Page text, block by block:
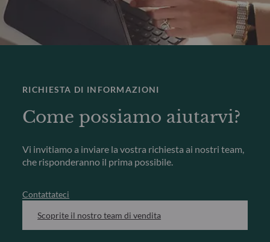
RICHIESTA DI INFORMAZIONI
Come possiamo aiutarvi?
Vi invitiamo a inviare la vostra richiesta ai nostri team,
che risponderanno il prima possibile.
Contattateci
Scoprite il nostro team di vendita